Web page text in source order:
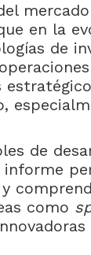
en la
de
de
informe
como